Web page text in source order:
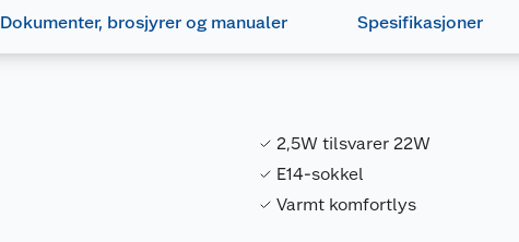
Dokumenter, brosjyrer og manualer Spesifikasjoner
2,5W tilsvarer 22W
E14-sokkel
Varmt komfortlys